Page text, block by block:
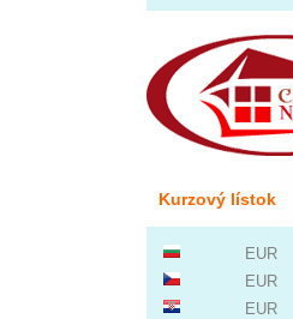
Kurzový lístok
EUR
EUR
EUR